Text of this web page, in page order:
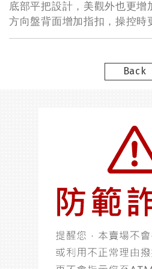
底部平把設計，美觀外也更增
方向盤背面增加指扣，操控時
Back